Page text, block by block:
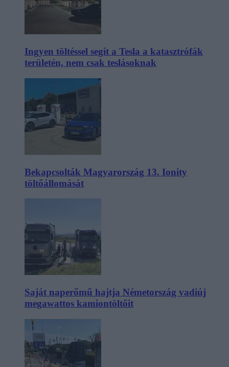
Ingyen töltéssel segít a Tesla a katasztrófák
területén, nem csak teslásoknak
Bekapcsolták Magyarország 13. Ionity
töltőállomását
Saját naperőmű hajtja Németország vadiúj
megawattos kamiontöltőit